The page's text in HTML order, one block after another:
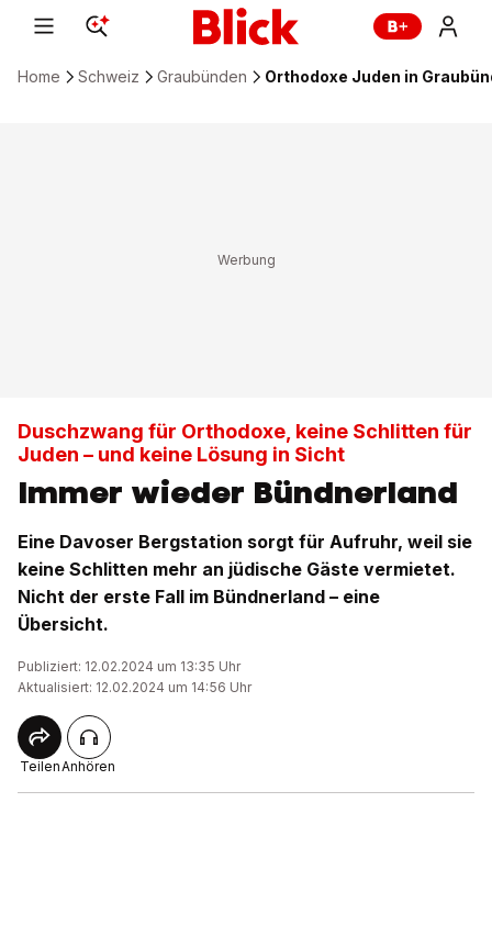
Home Schweiz Graubünden Orthodoxe Juden in
Duschzwang für Orthodoxe, keine Schlitten für
Juden – und keine Lösung in Sicht
Immer wieder Bündnerland
Eine Davoser Bergstation sorgt für Aufruhr, weil sie
keine Schlitten mehr an jüdische Gäste vermietet.
Nicht der erste Fall im Bündnerland – eine
Übersicht.
Publiziert: 12.02.2024 um 13:35 Uhr
Aktualisiert: 12.02.2024 um 14:56 Uhr
TeilenAnhören